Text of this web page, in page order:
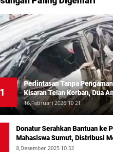
1
Perlintasan Tanpa
Kisaran Telan Korban, Dua
Meninggal Disambar KA
16,Februari 2026 10 21
Donatur Serahkan Bantuan ke
Mahasiswa Sumut, Distribusi
8,Desember 2025 10 52